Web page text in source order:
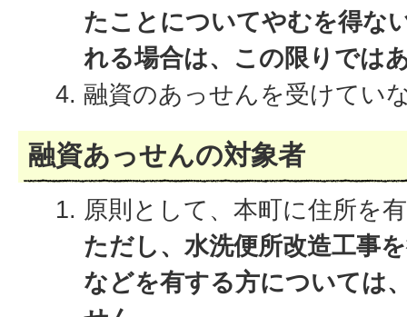
たことについてやむを得な
れる場合は、この限りでは
融資のあっせんを受けてい
融資あっせんの対象者
原則として、本町に住所を
ただし、水洗便所改造工事
などを有する方については